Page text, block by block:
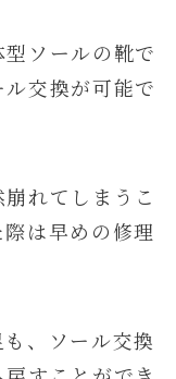
ソールの靴で
交換が可能で
れてしまうこ
は早めの修理
、ソール交換